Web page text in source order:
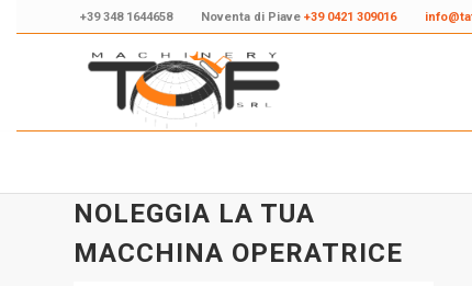
+39 348 1644658 Noventa di Piave +39 0421 309016
NOLEGGIA LA TUA
MACCHINA OPERATRICE